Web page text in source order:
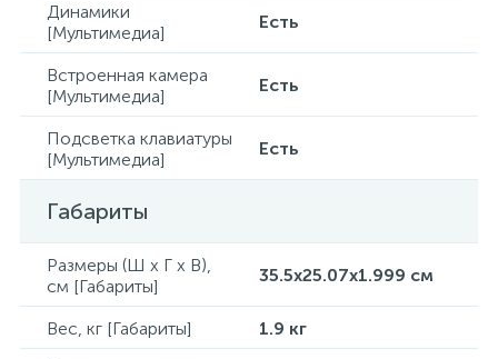
Динамики
[Мультимедиа]
Есть
Встроенная камера
[Мультимедиа]
Есть
Подсветка клавиатуры
[Мультимедиа]
Есть
Габариты
Размеры (Ш x Г x В),
см [Габариты]
35.5x25.07x1.999 см
Вес, кг [Габариты]
1.9 кг